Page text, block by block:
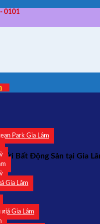
0101
TQ - 0101
Bất Động Sản tại Gia
Park Gia Lâm
Gia Lâm
Gia Lâm